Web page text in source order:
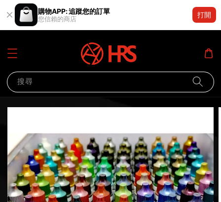
購物APP: 追蹤您的訂單
您信賴的商店
打開
搜尋